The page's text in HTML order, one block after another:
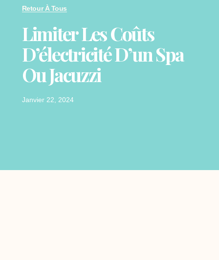
Retour À Tous
Limiter Les Coûts
D’électricité D’un Spa
Ou Jacuzzi
Janvier 22, 2024